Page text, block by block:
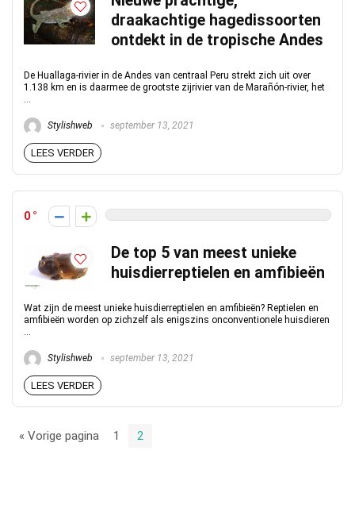
draakachtige hagedissoorten
ontdekt in de tropische Andes
De Huallaga-rivier in de Andes van centraal Peru strekt zich uit over
1.138 km en is daarmee de grootste zijrivier van de Marañón-rivier, het
...
Stylishweb september 13, 2021
LEES VERDER
0
De top 5 van meest unieke
huisdierreptielen en amfibieën
Wat zijn de meest unieke huisdierreptielen en amfibieën? Reptielen en
amfibieën worden op zichzelf als enigszins onconventionele huisdieren
...
Stylishweb september 13, 2021
LEES VERDER
« Vorige pagina 1 2